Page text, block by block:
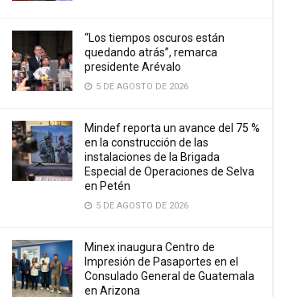
“Los tiempos oscuros están
quedando atrás”, remarca
presidente Arévalo
5 DE AGOSTO DE 2026
Mindef reporta un avance del 75 %
en la construcción de las
instalaciones de la Brigada
Especial de Operaciones de Selva
en Petén
5 DE AGOSTO DE 2026
Minex inaugura Centro de
Impresión de Pasaportes en el
Consulado General de Guatemala
en Arizona